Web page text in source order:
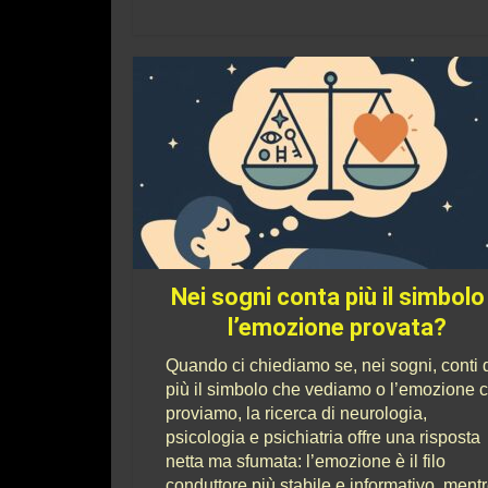
Nei sogni conta più il
l’emozione provata?
Quando ci chiediamo se, nei sogni, conti
più il simbolo che vediamo o l’emozione
proviamo, la ricerca di neurologia,
psicologia e psichiatria offre una risposta
netta ma sfumata: l’emozione è il filo